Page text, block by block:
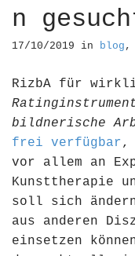
n
17/10/2019 in blog ,
RizbA für
bildnerische
frei verfügbar,
vor allem an
Kunsttherapie
soll sich
aus anderen
einsetzen